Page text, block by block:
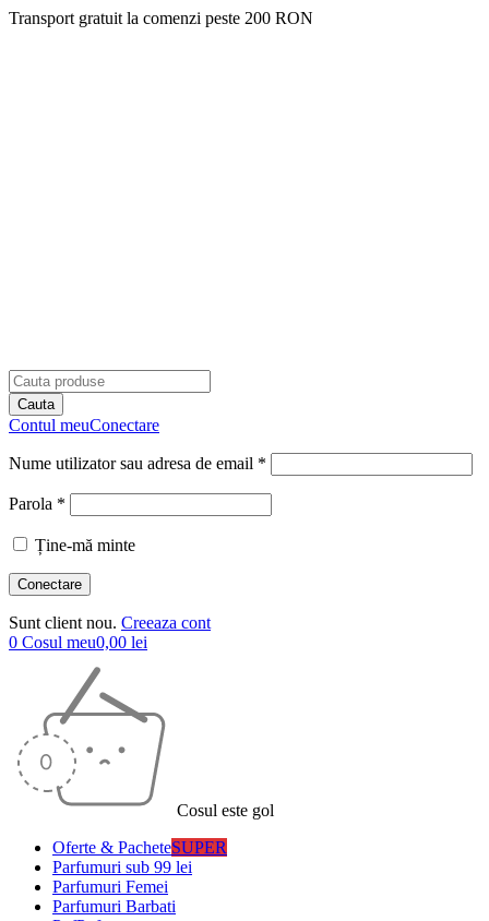
Transport gratuit la comenzi peste 200 RON
Contul meuConectare
Nume utilizator sau adresa de email *
Parola *
Ține-mă minte
Sunt client nou. Creeaza cont
0 Cosul meu0,00 lei
Cosul este gol
Oferte & PacheteSUPER
Parfumuri sub 99 lei
Parfumuri Femei
Parfumuri Barbati